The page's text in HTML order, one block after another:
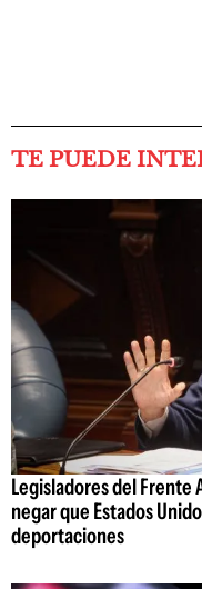
TE PUEDE
Legisladores del
negar que Estados
deportaciones